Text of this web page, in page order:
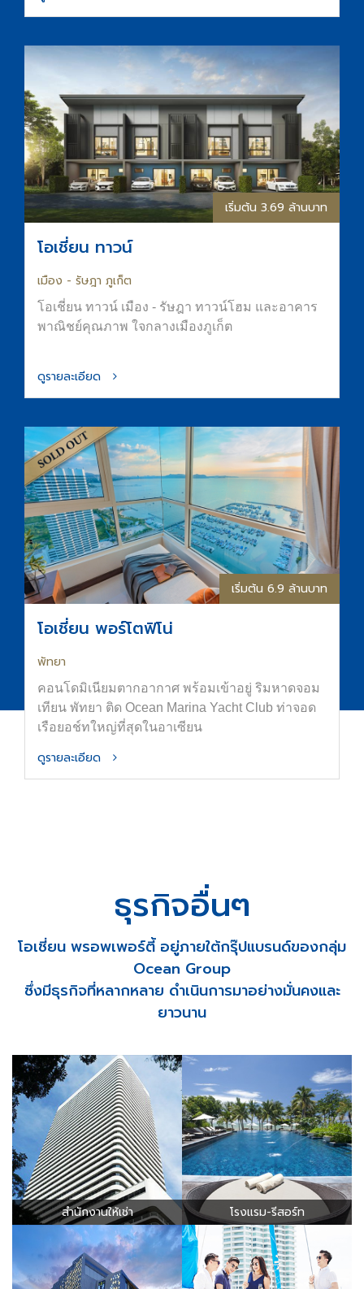
พื้นที่อยู่อาศัยที่สงบ ร่มรื่น และมีความเป็นส่วนตัว
ฟิตเนส และ Co-Working Space การันตีที่จอดรถ
ทำเลใจกลางเมืองขอนแก่น ติดถนนมิตรภาพ เดิน
เริ่มต้น 3.69 ล้านบาท
โอเชี่ยน ทาวน์
เมือง - รัษฎา ภูเก็ต
โอเชี่ยน ทาวน์ เมือง - รัษฎา ทาวน์โฮม และอาคาร
พาณิชย์คุณภาพ ใจกลางเมืองภูเก็ต
ดูรายละเอียด
เริ่มต้น 6.9 ล้านบาท
โอเชี่ยน พอร์โตฟิโน่
พัทยา
คอนโดมิเนียมตากอากาศ พร้อมเข้าอยู่ ริมหาดจอม
เทียน พัทยา ติด Ocean Marina Yacht Club ท่าจอด
เรือยอช์ทใหญ่ที่สุดในอาเซียน
ดูรายละเอียด
ธุรกิจอื่นๆ
โอเชี่ยน พรอพเพอร์ตี้ อยู่ภายใต้กรุ๊ปแบรนด์ของกลุ่ม
Ocean Group
ซึ่งมีธุรกิจที่หลากหลาย ดำเนินการมาอย่างมั่นคงและ
ยาวนาน
สำนักงานให้เช่า โรงแรม-รีสอร์ท